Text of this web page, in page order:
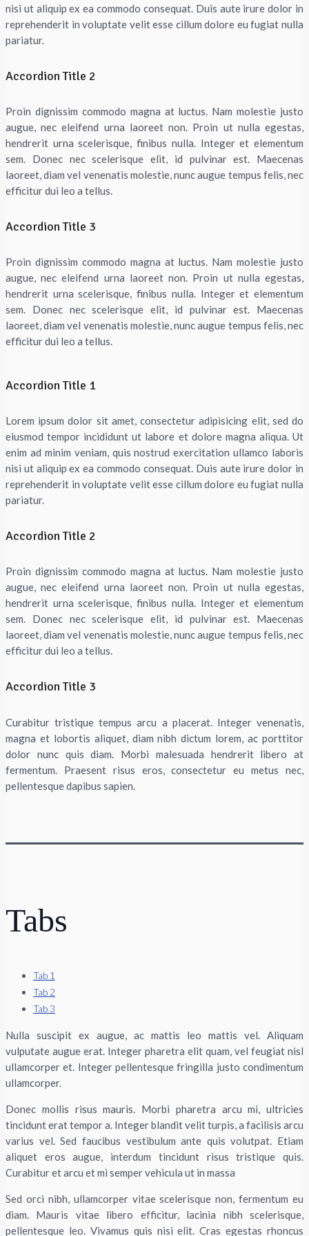
nisi ut aliquip ex ea commodo consequat. Duis aute irure dolor in
reprehenderit in voluptate velit esse cillum dolore eu fugiat nulla
pariatur.
Accordion Title 2
Proin dignissim commodo magna at luctus. Nam molestie justo
augue, nec eleifend urna laoreet non. Proin ut nulla egestas,
hendrerit urna scelerisque, finibus nulla. Integer et elementum
sem. Donec nec scelerisque elit, id pulvinar est. Maecenas
laoreet, diam vel venenatis molestie, nunc augue tempus felis, nec
efficitur dui leo a tellus.
Accordion Title 3
Proin dignissim commodo magna at luctus. Nam molestie justo
augue, nec eleifend urna laoreet non. Proin ut nulla egestas,
hendrerit urna scelerisque, finibus nulla. Integer et elementum
sem. Donec nec scelerisque elit, id pulvinar est. Maecenas
laoreet, diam vel venenatis molestie, nunc augue tempus felis, nec
efficitur dui leo a tellus.
Accordion Title 1
Lorem ipsum dolor sit amet, consectetur adipisicing elit, sed do
eiusmod tempor incididunt ut labore et dolore magna aliqua. Ut
enim ad minim veniam, quis nostrud exercitation ullamco laboris
nisi ut aliquip ex ea commodo consequat. Duis aute irure dolor in
reprehenderit in voluptate velit esse cillum dolore eu fugiat nulla
pariatur.
Accordion Title 2
Proin dignissim commodo magna at luctus. Nam molestie justo
augue, nec eleifend urna laoreet non. Proin ut nulla egestas,
hendrerit urna scelerisque, finibus nulla. Integer et elementum
sem. Donec nec scelerisque elit, id pulvinar est. Maecenas
laoreet, diam vel venenatis molestie, nunc augue tempus felis, nec
efficitur dui leo a tellus.
Accordion Title 3
Curabitur tristique tempus arcu a placerat. Integer venenatis,
magna et lobortis aliquet, diam nibh dictum lorem, ac porttitor
dolor nunc quis diam. Morbi malesuada hendrerit libero at
fermentum. Praesent risus eros, consectetur eu metus nec,
pellentesque dapibus sapien.
Tabs
Tab 1
Tab 2
Tab 3
Nulla suscipit ex augue, ac mattis leo mattis vel. Aliquam
vulputate augue erat. Integer pharetra elit quam, vel feugiat nisl
ullamcorper et. Integer pellentesque fringilla justo condimentum
ullamcorper.
Donec mollis risus mauris. Morbi pharetra arcu mi, ultricies
tincidunt erat tempor a. Integer blandit velit turpis, a facilisis arcu
varius vel. Sed faucibus vestibulum ante quis volutpat. Etiam
aliquet eros augue, interdum tincidunt risus tristique quis.
Curabitur et arcu et mi semper vehicula ut in massa
Sed orci nibh, ullamcorper vitae scelerisque non, fermentum eu
diam. Mauris vitae libero efficitur, lacinia nibh scelerisque,
pellentesque leo. Vivamus quis nisi elit. Cras egestas rhoncus